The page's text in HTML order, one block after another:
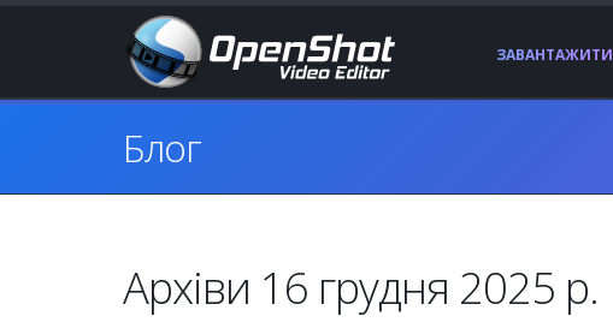
ЗАВАНТАЖИТИ
Блог
Архіви 16 грудня 2025 р.